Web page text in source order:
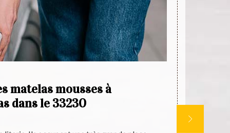
matelas mousses à
dans le 33230